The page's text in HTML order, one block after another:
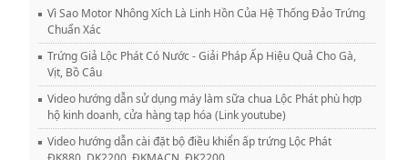
Vì Sao Motor Nhông Xích Là Linh Hồn Của Hệ Thống Đảo Trứng
Chuẩn Xác
Trứng Giả Lộc Phát Có Nước - Giải Pháp Ấp Hiệu Quả Cho Gà,
Vịt, Bồ Câu
Video hướng dẫn sử dụng máy làm sữa chua Lộc Phát phù hợp
hộ kinh doanh, cửa hàng tạp hóa (Link youtube)
Video hướng dẫn cài đặt bộ điều khiển ấp trứng Lộc Phát